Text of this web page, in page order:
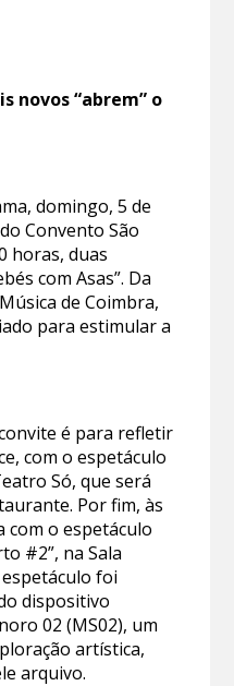
novos “abrem” o
domingo, 5 de
Convento São
horas, duas
com Asas”. Da
de Coimbra,
para estimular a
é para refletir
com o espetáculo
Só, que será
Por fim, às
com o espetáculo
#2”, na Sala
foi
dispositivo
02 (MS02), um
artística,
arquivo.